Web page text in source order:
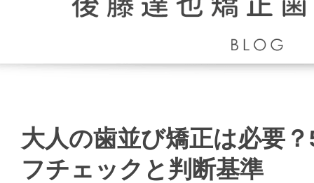
大人の歯並び矯正は必要
フチェックと判断基準